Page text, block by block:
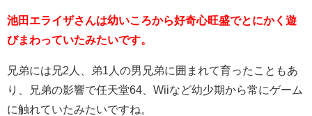
池田エライザさんは幼いころから好奇心旺盛でとにかく遊
びまわっていたみたいです。
兄弟には兄2人、弟1人の男兄弟に囲まれて育ったこともあ
り、兄弟の影響で任天堂64、Wiiなど幼少期から常にゲーム
に触れていたみたいですね。